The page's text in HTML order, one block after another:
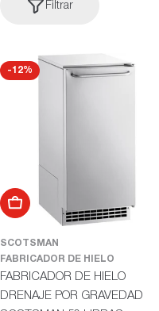
i
Filtrar
-12%
Añadir al carrito
SCOTSMAN
FABRICADOR DE HIELO
FABRICADOR DE HIELO
DRENAJE POR GRAVEDAD